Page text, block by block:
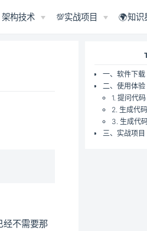
架构技术 💯实战项目 🌍知识
经不需要那
一、软件下载
二、使用体验
1. 提问代码
2. 生成代
3. 生成代
三、实战项目